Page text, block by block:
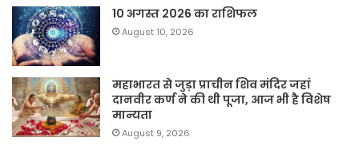
10 अगस्त 2026 का राशिफल
August 10, 2026
महाभारत से जुड़ा प्राचीन शिव मंदिर जहां
दानवीर कर्ण ने की थी पूजा, आज भी है विशेष
मान्यता
August 9, 2026